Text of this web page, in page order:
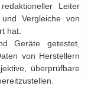
Leiter
Vergleiche von
hat.
Geräte getestet,
von Herstellern
überprüfbare